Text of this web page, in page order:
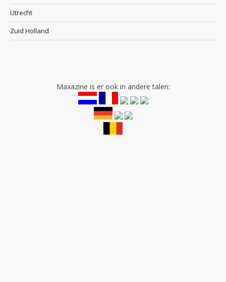
Utrecht
Zuid Holland
Maxazine is er ook in andere talen: